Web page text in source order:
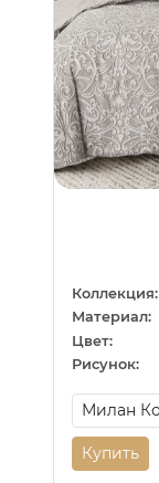
Коллекция:
Материал:
Цвет:
Рисунок:
Купить